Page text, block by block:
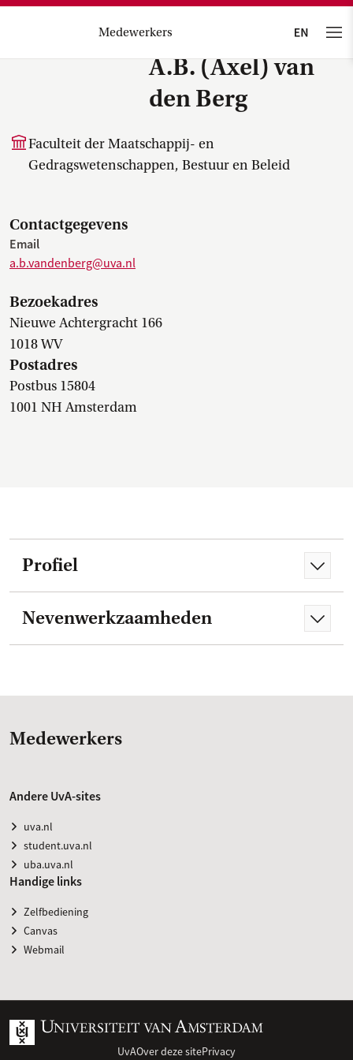
Medewerkers
A.B. (Axel) van
den Berg
Faculteit der Maatschappij- en
Gedragswetenschappen, Bestuur en Beleid
Contactgegevens
Email
a.b.vandenberg@uva.nl
Bezoekadres
Nieuwe Achtergracht 166
1018 WV
Postadres
Postbus 15804
1001 NH Amsterdam
Profiel
Nevenwerkzaamheden
Medewerkers
Andere UvA-sites
uva.nl
student.uva.nl
uba.uva.nl
Handige links
Zelfbediening
Canvas
Webmail
UvAOver deze sitePrivacy